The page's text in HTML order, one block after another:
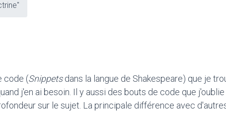
code (Snippetsdans la langue de Shakespeare) que je
j'en ai besoin. Il y aussi des bouts de code que
sur le sujet. La principale différence avec